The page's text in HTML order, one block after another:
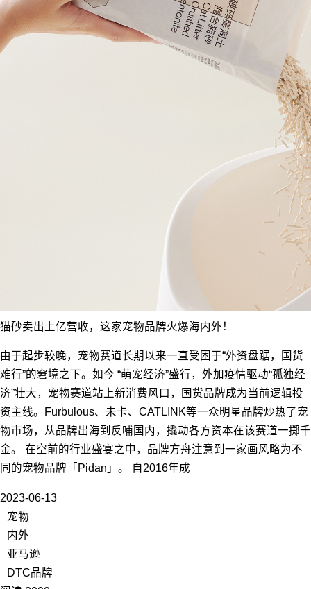
猫砂卖出上亿营收，这家宠物品牌火爆海内外！
由于起步较晚，宠物赛道长期以来一直受困于“外资盘踞，国货
难行”的窘境之下。如今 “萌宠经济”盛行，外加疫情驱动“孤独经
济”壮大，宠物赛道站上新消费风口，国货品牌成为当前逻辑投
资主线。Furbulous、未卡、CATLINK等一众明星品牌炒热了宠
物市场，从品牌出海到反哺国内，撬动各方资本在该赛道一掷千
金。 在空前的行业盛宴之中，品牌方舟注意到一家画风略为不
同的宠物品牌「Pidan」。 自2016年成
2023-06-13
宠物
内外
亚马逊
DTC品牌